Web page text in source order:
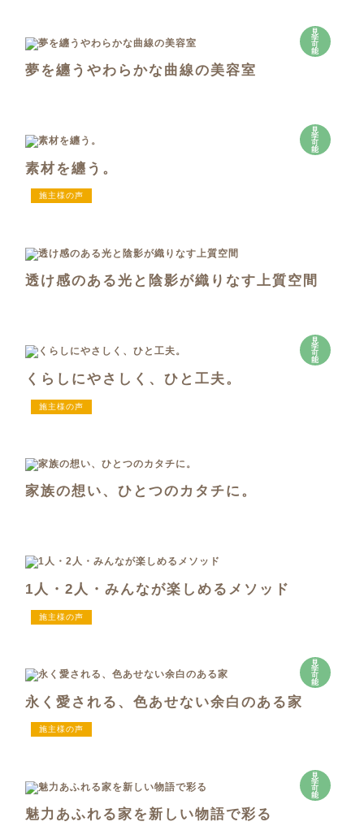
見
学
可
能
夢を纏うやわらかな曲線の美容室
見
学
可
能
素材を纏う。
施主様の声
透け感のある光と陰影が織りなす上質空間
見
学
可
能
くらしにやさしく、ひと工夫。
施主様の声
家族の想い、ひとつのカタチに。
1人・2人・みんなが楽しめるメソッド
施主様の声
見
学
可
能
永く愛される、色あせない余白のある家
施主様の声
見
学
可
能
魅力あふれる家を新しい物語で彩る